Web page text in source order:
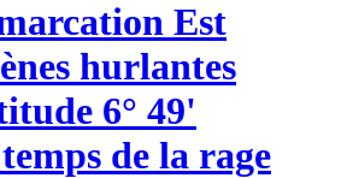
Est
hurlantes
6° 49'
de la rage